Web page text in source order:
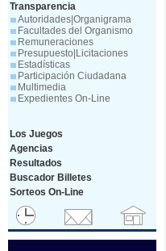
Transparencia
Autoridades|Organigrama
Facultades del Organismo
Remuneraciones
Presupuesto|Licitaciones
Estadísticas
Participación Ciudadana
Multimedia
Expedientes On-Line
Los Juegos
Agencias
Resultados
Buscador Billetes
Sorteos On-Line